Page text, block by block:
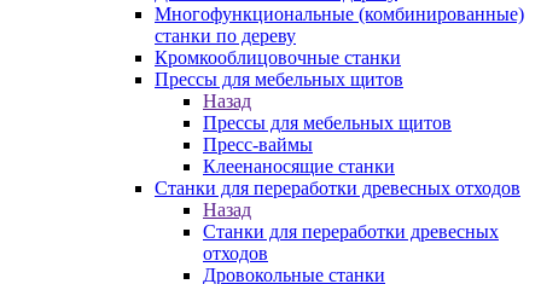
Многофункциональные (комбинированные)
станки по дереву
Кромкооблицовочные станки
Прессы для мебельных щитов
Назад
Прессы для мебельных щитов
Пресс-ваймы
Клеенаносящие станки
Станки для переработки древесных отходов
Назад
Станки для переработки древесных
отходов
Дровокольные станки